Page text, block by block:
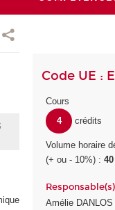
Code UE :
Cours
4
crédits
Volume horaire
(+ ou - 10%) :
Responsable(s)
Amélie DANLOS